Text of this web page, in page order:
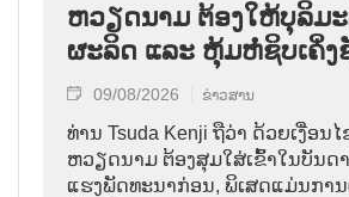
ຫວຽດນາມ ຕ້ອງໃຫ້ບຸລິມ
ຜະລິດ ແລະ ຫຸ້ມຫໍ່ຊິບເຄິ່ງ
09/08/2026 ຂ່າວສານ
ທ່ານ Tsuda Kenji ຖືວ່າ ດ້ວຍເງື່ອນ
ຫວຽດນາມ ຕ້ອງສຸມໃສ່ເຂົ້າໃນບັນດ
ແຮງພັດທະນາກ່ອນ, ພິເສດແມ່ນກາ